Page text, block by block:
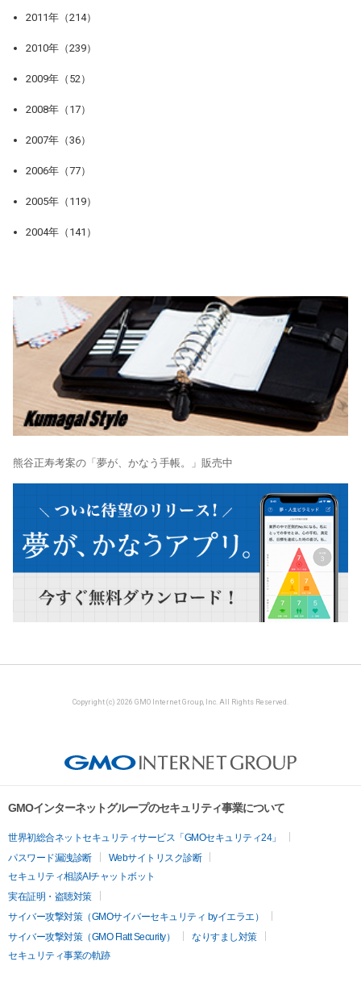
2011年（214）
2010年（239）
2009年（52）
2008年（17）
2007年（36）
2006年（77）
2005年（119）
2004年（141）
熊谷正寿考案の「夢が、かなう手帳。」販売中
Copyright (c) 2026 GMO Internet Group, Inc. All Rights Reserved.
GMOインターネットグループのセキュリティ事業について
世界初総合ネットセキュリティサービス「GMOセキュリティ24」
パスワード漏洩診断
Webサイトリスク診断
セキュリティ相談AIチャットボット
実在証明・盗聴対策
サイバー攻撃対策（GMOサイバーセキュリティ byイエラエ）
サイバー攻撃対策（GMO Flatt Security）
なりすまし対策
セキュリティ事業の軌跡